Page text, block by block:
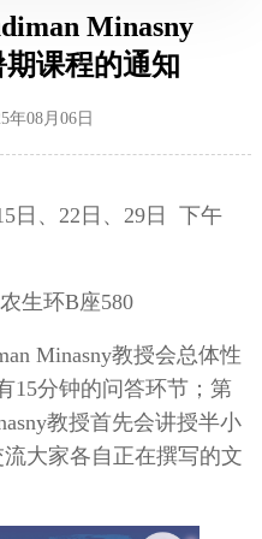
Minasny
课程的通知
年08月06日
日、22日、29日 下午
农生环B座580
Minasny教授会总体性
15分钟的问答环节；第
教授首先会讲授半小
大家各自正在撰写的文